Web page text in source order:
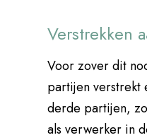
Verstrekken
Voor zover dit
partijen verstrekt
derde partijen,
als verwerker in